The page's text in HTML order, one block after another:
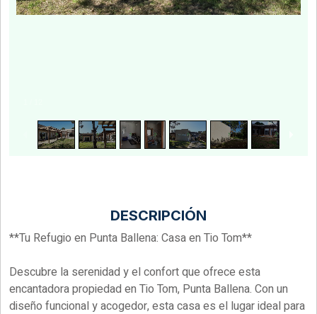
DESCRIPCIÓN
**Tu Refugio en Punta Ballena: Casa en Tio Tom**
Descubre la serenidad y el confort que ofrece esta
encantadora propiedad en Tio Tom, Punta Ballena. Con un
diseño funcional y acogedor, esta casa es el lugar ideal para